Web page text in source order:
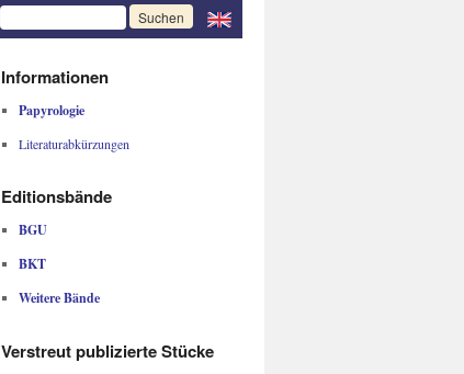
Informationen
Papyrologie
Literaturabkürzungen
Editionsbände
BGU
BKT
Weitere Bände
Verstreut publizierte Stücke